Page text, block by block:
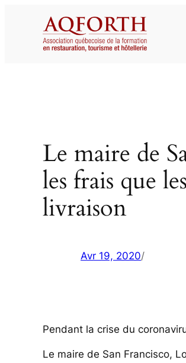
Le maire de
les frais que
livraison
Avr 19, 2020/
Pendant la crise du
Le maire de San Francisco,